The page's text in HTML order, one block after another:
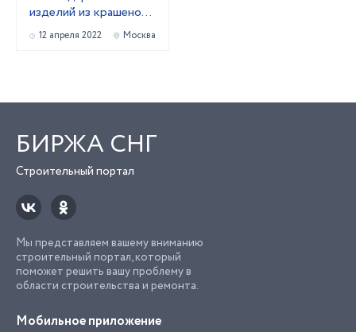
изделий из крашеной
жести.
12 апреля 2022 Москва
БИРЖА СНГ
Строительный портал
Мы представляем вашему вниманию
строительный портал, который
поможет решить вашу проблему в
области строительства и ремонта.
Мобильное приложение